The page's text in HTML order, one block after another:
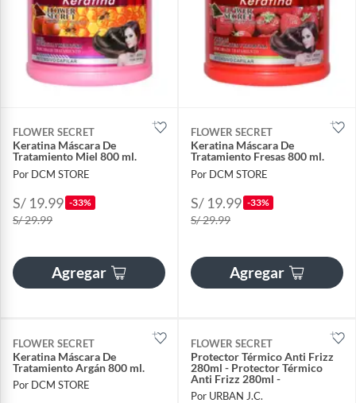
FLOWER SECRET
Keratina Máscara De
Tratamiento Miel 800 ml.
Por DCM STORE
S/ 19.99 -33%
S/ 29.99
Agregar
FLOWER SECRET
Keratina Máscara De
Tratamiento Fresas 800 ml.
Por DCM STORE
S/ 19.99 -33%
S/ 29.99
Agregar
FLOWER SECRET
Keratina Máscara De
Tratamiento Argán 800 ml.
Por DCM STORE
FLOWER SECRET
Protector Térmico Anti Frizz
280ml - Protector Térmico
Anti Frizz 280ml -
Por URBAN J.C.